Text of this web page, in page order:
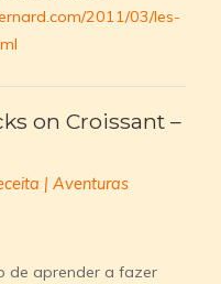
2011/03/les-
on Croissant –
| Aventuras
de aprender a fazer